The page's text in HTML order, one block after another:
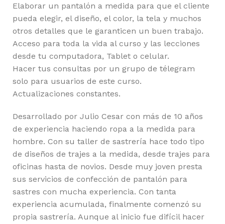
Elaborar un pantalón a medida para que el cliente
pueda elegir, el diseño, el color, la tela y muchos
otros detalles que le garanticen un buen trabajo.
Acceso para toda la vida al curso y las lecciones
desde tu computadora, Tablet o celular.
Hacer tus consultas por un grupo de télegram
solo para usuarios de este curso.
Actualizaciones constantes.
Desarrollado por Julio Cesar con más de 10 años
de experiencia haciendo ropa a la medida para
hombre. Con su taller de sastrería hace todo tipo
de diseños de trajes a la medida, desde trajes para
oficinas hasta de novios. Desde muy joven presta
sus servicios de confección de pantalón para
sastres con mucha experiencia. Con tanta
experiencia acumulada, finalmente comenzó su
propia sastrería. Aunque al inicio fue difícil hacer